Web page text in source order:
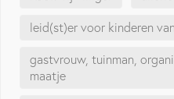
leid(st)er voor kinderen
gastvrouw, tuinman,
maatje